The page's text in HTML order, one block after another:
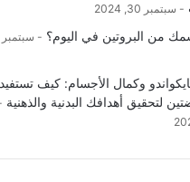
سبتمبر 30, 2024
من البروتين في اليوم؟
سبتمبر
وكمال الأجسام: كيف تستفيد
لتحقيق أهدافك البدنية والذهنية